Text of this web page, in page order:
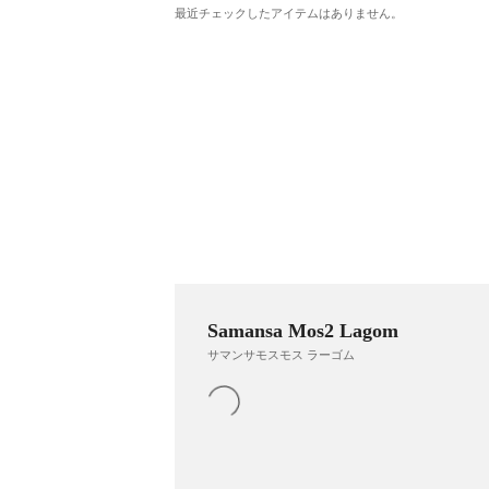
最近チェックしたアイテムはありません。
Samansa Mos2 Lagom
サマンサモスモス ラーゴム